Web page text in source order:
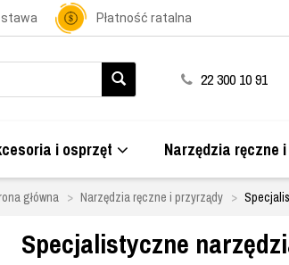
Płatność ratalna
22 300 10 91
i osprzęt Narzędzia ręczne
główna Narzędzia ręczne i przyrządy
Specjalistyczne